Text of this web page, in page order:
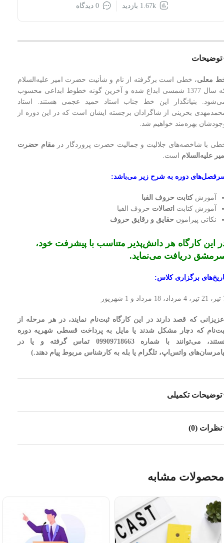
1.67k بازدید 0 دیدگاه
توضیحات
معلی، خطی است برگرفته از نام و شأنیت حضرت امیر علیه‌السلام
که سال 1377 شمسی ابداع شده و آخرین گونه خطوط ابداعی محسوب
بنیانگذار این خط جناب استاد حمید عجمی هستند. استاد
بحرینی از شاگرادان برجسته ایشان است که در این دوره از
بهره‌مند خواهیم شد.
با شاخصه‌های جلالیت و جمالیت حضرت پروردگار در مقام حضرت
علیه‌السلام
است.
دوره به شرح زیر می‌باشد:
آموزش كتابت حروف الفبا
آموزش كتابت اتصالات حروف الفبا
نكاتى پيرامون حقايق و رقايق حروف
این کارگاه هر دانش‌پذیر متناسب با پیشرفت خود،
دریافت می‌نماید.
برگزارى كلاس:
شهریور
که قصد دارند در این کارگاه ثبت‌نام نمایند، در هر مرحله از
که دچار مشکل شدند یا مایل به پرداخت قسطی شهریه دوره
هستند، می‌توانند با شماره 09909718663 تماس گرفته و یا در
واتس‌اپ، تلگرام یا بله به کارشناس مربوط پیام دهند.)
توضیحات تکمیلی
نظرات (0)
محصولات مشابه